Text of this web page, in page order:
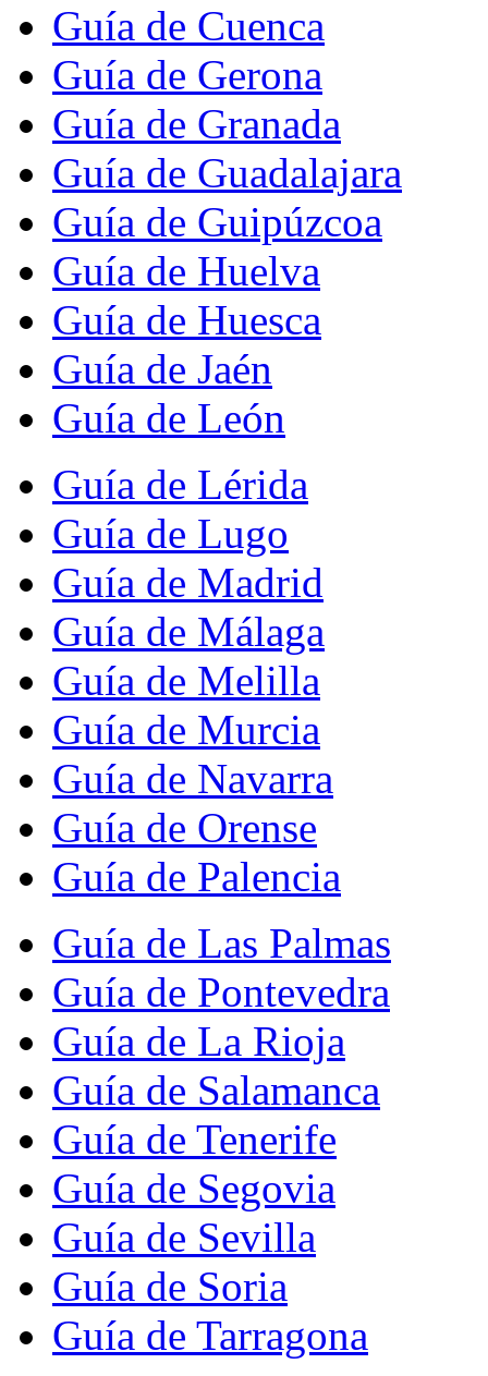
Guía de Cuenca
Guía de Gerona
Guía de Granada
Guía de Guadalajara
Guía de Guipúzcoa
Guía de Huelva
Guía de Huesca
Guía de Jaén
Guía de León
Guía de Lérida
Guía de Lugo
Guía de Madrid
Guía de Málaga
Guía de Melilla
Guía de Murcia
Guía de Navarra
Guía de Orense
Guía de Palencia
Guía de Las Palmas
Guía de Pontevedra
Guía de La Rioja
Guía de Salamanca
Guía de Tenerife
Guía de Segovia
Guía de Sevilla
Guía de Soria
Guía de Tarragona